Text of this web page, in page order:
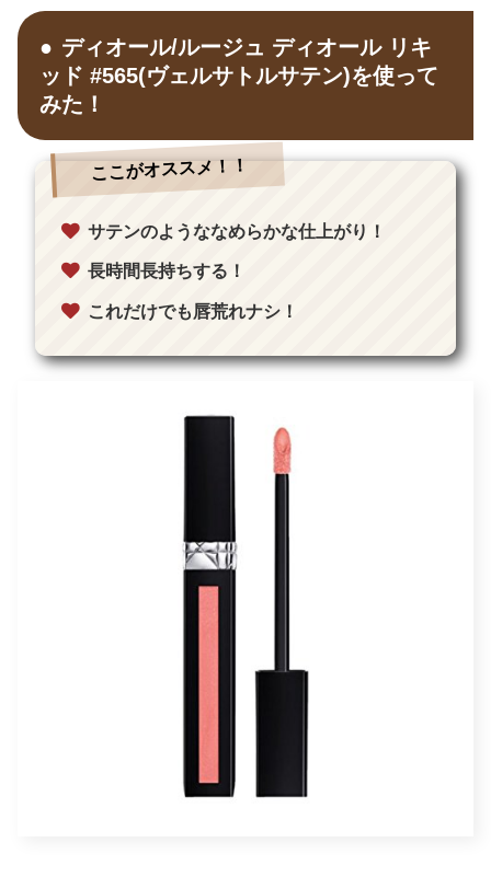
ディオール/ルージュ ディオール リキ
ッド #565(ヴェルサトルサテン)を使って
みた！
ここがオススメ！！
サテンのようななめらかな仕上がり！
長時間長持ちする！
これだけでも唇荒れナシ！